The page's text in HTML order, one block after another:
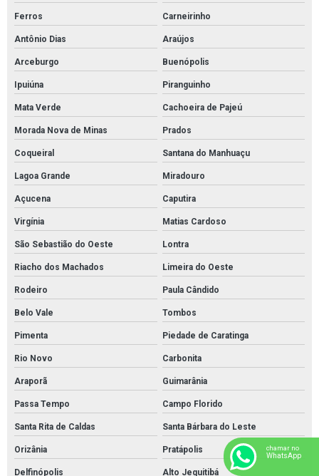
Ferros Carneirinho
Antônio Dias Araújos
Arceburgo Buenópolis
Ipuiúna Piranguinho
Mata Verde Cachoeira de Pajeú
Morada Nova de Minas Prados
Coqueiral Santana do Manhuaçu
Lagoa Grande Miradouro
Açucena Caputira
Virgínia Matias Cardoso
São Sebastião do Oeste Lontra
Riacho dos Machados Limeira do Oeste
Rodeiro Paula Cândido
Belo Vale Tombos
Pimenta Piedade de Caratinga
Rio Novo Carbonita
Araporã Guimarânia
Passa Tempo Campo Florido
Santa Rita de Caldas Santa Bárbara do Leste
Orizânia Pratápolis
Delfinópolis Alto Jequitibá
chamar no
WhatsApp